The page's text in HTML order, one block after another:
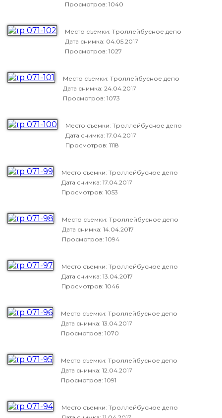
Просмотров: 1040
Место съемки: Троллейбусное депо
Дата снимка: 04.05.2017
Просмотров: 1027
Место съемки: Троллейбусное депо
Дата снимка: 24.04.2017
Просмотров: 1073
Место съемки: Троллейбусное депо
Дата снимка: 17.04.2017
Просмотров: 1118
Место съемки: Троллейбусное депо
Дата снимка: 17.04.2017
Просмотров: 1053
Место съемки: Троллейбусное депо
Дата снимка: 14.04.2017
Просмотров: 1094
Место съемки: Троллейбусное депо
Дата снимка: 13.04.2017
Просмотров: 1046
Место съемки: Троллейбусное депо
Дата снимка: 13.04.2017
Просмотров: 1070
Место съемки: Троллейбусное депо
Дата снимка: 12.04.2017
Просмотров: 1091
Место съемки: Троллейбусное депо